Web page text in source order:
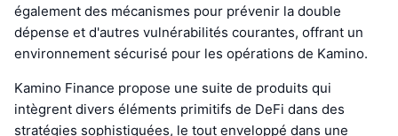
également des mécanismes pour prévenir la double
dépense et d'autres vulnérabilités courantes, offrant un
environnement sécurisé pour les opérations de Kamino.
Kamino Finance propose une suite de produits qui
intègrent divers éléments primitifs de DeFi dans des
stratégies sophistiquées, le tout enveloppé dans une